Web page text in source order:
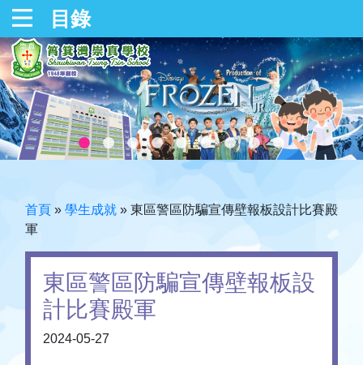
目錄
首頁 » 學生成就 » 東區警區防騙宣傳壁報板設計比賽殿
軍
東區警區防騙宣傳壁報板設
計比賽殿軍
2024-05-27